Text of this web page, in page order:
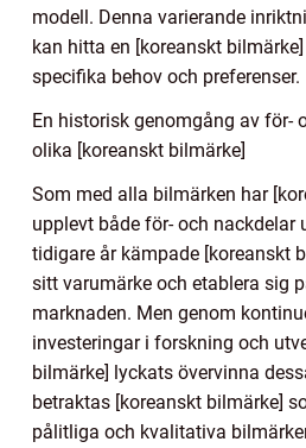
modell. Denna varierande
kan hitta en [koreanskt
specifika behov och preferenser.
En historisk genomgång av för-
olika [koreanskt bilmärke]
Som med alla bilmärken har
upplevt både för- och nackdelar
tidigare år kämpade [koreanskt
sitt varumärke och etablera sig
marknaden. Men genom
investeringar i forskning och
bilmärke] lyckats övervinna
betraktas [koreanskt bilmärke]
pålitliga och kvalitativa